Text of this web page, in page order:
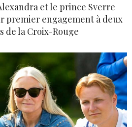
et le prince Sverre
premier engagement à deux
de la Croix-Rouge